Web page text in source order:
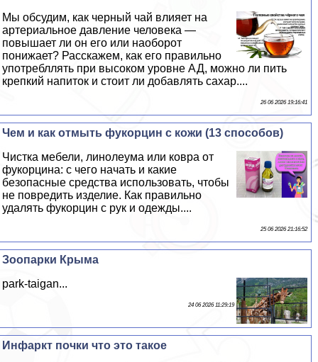
Мы обсудим, как черный чай влияет на
артериальное давление человека —
повышает ли он его или наоборот
понижает? Расскажем, как его правильно
употрeбллять при высоком уровне АД, можно ли пить
крепкий напиток и стоит ли добавлять сахар....
26 06 2026 19:16:41
Чем и как отмыть фукорцин с кожи (13 способов)
Чистка мебели, линолеума или ковра от
фукорцина: с чего начать и какие
безопасные средства использовать, чтобы
не повредить изделие. Как правильно
удалять фукорцин с рук и одежды....
25 06 2026 21:16:52
Зоопарки Крыма
park-taigan...
24 06 2026 11:29:19
Инфаркт почки что это такое